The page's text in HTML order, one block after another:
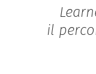
il